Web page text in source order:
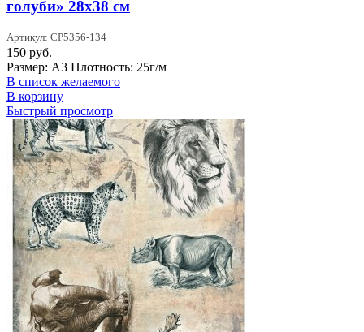
голуби» 28х38 см
Артикул: CP5356-134
150 руб.
Размер: А3 Плотность: 25г/м
В список желаемого
В корзину
Быстрый просмотр